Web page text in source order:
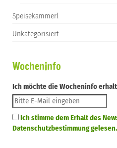
Speisekammerl
Unkategorisiert
Wocheninfo
Ich möchte die Wocheninfo
Ich stimme dem Erhalt des
Datenschutzbestimmung gelesen.